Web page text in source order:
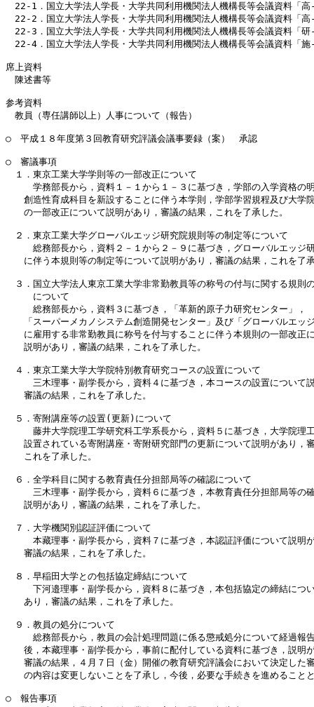
22-1．国立大学法人学長・大学共同利用機関法人機構長等会議資料「
22-2．国立大学法人学長・大学共同利用機関法人機構長等会議資料「
22-3．国立大学法人学長・大学共同利用機関法人機構長等会議資料「
22-4．国立大学法人学長・大学共同利用機関法人機構長等会議資料「
席上資料
陳述書等
参考資料
教員（専任講師以上）人事について（報告）
○　平成１８年度第３回教育研究評議会議事要録（案）　承認
○　審議事項
１．東京工業大学学則等の一部改正について
学務部長から，資料１－１から１－３に基づき，学部の入学資格の
創造性育成科目を新設することに伴う本学則，学部学習規程及び大学
の一部改正について説明があり，審議の結果，これを了承した。
２．東京工業大学グローバルエッジ研究院規則等の制定等について
総務部長から，資料２－１から２－９に基づき，グローバルエッジ
に伴う本規則等の制定等について説明があり，審議の結果，これを了
３．国立大学法人東京工業大学非常勤教員等の称号の付与に関する規則
について
総務部長から，資料３に基づき，「革新的原子力研究センター」，
「スーパーメカノシステム創造開発センター」及び「グローバルエッ
に雇用する非常勤教員に称号を付与することに伴う本規則の一部改正
説明があり，審議の結果，これを了承した。
４．東京工業大学大学院特別教育研究コースの設置について
三木理事・副学長から，資料４に基づき，本コースの設置について
審議の結果，これを了承した。
５．寄附講座等の設置(更新)について
藤井大学院理工学研究科工学系長から，資料５に基づき，大学院理
設置されている寄附講座・寄附研究部門の更新について説明があり，
これを了承した。
６．全学科目に関する教育責任分担部局等の確認について
三木理事・副学長から，資料６に基づき，本教育責任分担部局等の
説明があり，審議の結果，これを了承した。
７．大学機関別認証評価について
本藏理事・副学長から，資料７に基づき，本認証評価について説明
審議の結果，これを了承した。
８．早稲田大学との包括協定締結について
下河邉理事・副学長から，資料８に基づき，本包括協定の締結につ
あり，審議の結果，これを了承した。
９．教員の処分について
総務部長から，教員の会計処理問題に係る懲戒処分について経過報
後，本藏理事・副学長から，事前に配付している資料に基づき，説明
審議の結果，４月７日（金）開催の教育研究評議会において決定した
の内容は変更しないことを了承し，今後，必要な手続きを進めること
○　報告事項